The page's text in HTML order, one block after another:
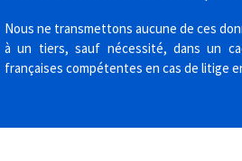
Nous ne transmettons aucune de ces
à un tiers, sauf nécessité, dans un
françaises compétentes en cas de litige